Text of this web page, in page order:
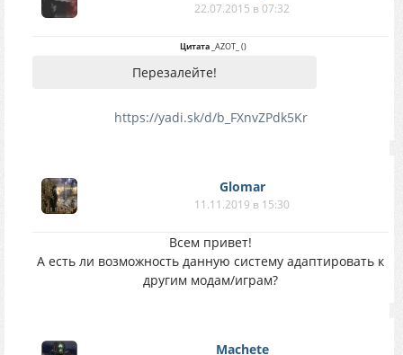
22.07.2015 в 07:32
Цитата _AZOT_ ()
Перезалейте!
https://yadi.sk/d/b_FXnvZPdk5Kr
Glomar
11.11.2019 в 15:30
Всем привет!
А есть ли возможность данную систему адаптировать к
другим модам/играм?
Machete